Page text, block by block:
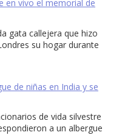
en vivo el memorial de
gata callejera que hizo
su hogar durante
de niñas en India y se
de vida silvestre
a un albergue